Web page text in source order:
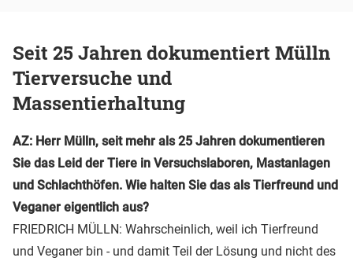
Seit 25 Jahren dokumentiert Mülln
Tierversuche und
Massentierhaltung
AZ: Herr Mülln, seit mehr als 25 Jahren dokumentieren
Sie das Leid der Tiere in Versuchslaboren, Mastanlagen
und Schlachthöfen. Wie halten Sie das als Tierfreund und
Veganer eigentlich aus?
FRIEDRICH MÜLLN: Wahrscheinlich, weil ich Tierfreund
und Veganer bin - und damit Teil der Lösung und nicht des